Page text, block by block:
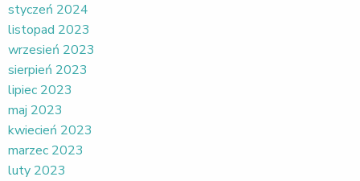
styczeń 2024
listopad 2023
wrzesień 2023
sierpień 2023
lipiec 2023
maj 2023
kwiecień 2023
marzec 2023
luty 2023